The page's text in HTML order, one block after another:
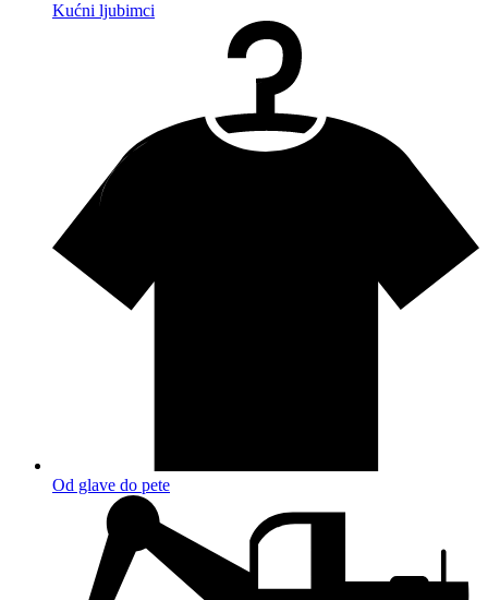
Kućni ljubimci
Od glave do pete